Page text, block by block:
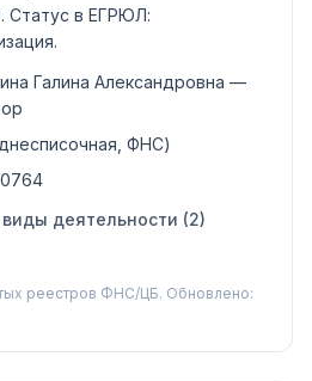
. Статус в ЕГРЮЛ:
.
Галина Александровна —
ФНС)
деятельности (2)
реестров ФНС/ЦБ. Обновлено: